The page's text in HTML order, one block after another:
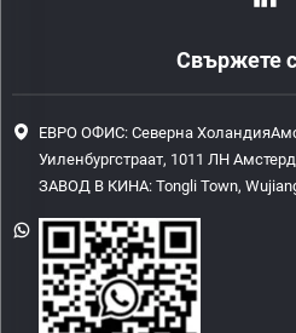
Свържете
ЕВРО ОФИС: Северна
Уиленбургстраат, 1011 ЛН
ЗАВОД В КИНА: Tongli Town,